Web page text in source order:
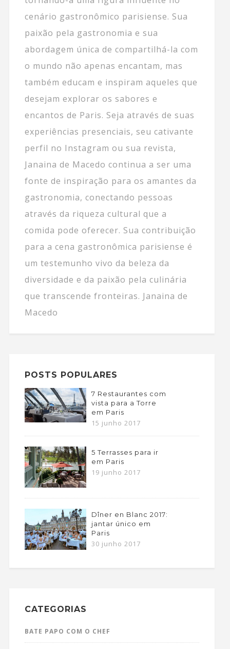
cenário gastronômico parisiense. Sua
paixão pela gastronomia e sua
abordagem única de compartilhá-la com
o mundo não apenas encantam, mas
também educam e inspiram aqueles que
desejam explorar os sabores e
encantos de Paris. Seja através de suas
experiências presenciais, seu cativante
perfil no Instagram ou sua revista,
Janaina de Macedo continua a ser uma
fonte de inspiração para os amantes da
gastronomia, conectando pessoas
através da riqueza cultural que a
comida pode oferecer. Sua contribuição
para a cena gastronômica parisiense é
um testemunho vivo da beleza da
diversidade e da paixão pela culinária
que transcende fronteiras. Janaina de
Macedo
POSTS POPULARES
7 Restaurantes com
vista para a Torre
em Paris
15 junho 2017
5 Terrasses para ir
em Paris
19 junho 2017
Dîner en Blanc 2017:
jantar único em
Paris
30 junho 2017
CATEGORIAS
BATE PAPO COM O CHEF